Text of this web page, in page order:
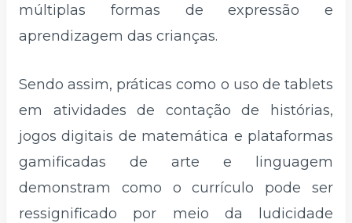
múltiplas formas de expressão e
aprendizagem das crianças.
Sendo assim, práticas como o uso de tablets
em atividades de contação de histórias,
jogos digitais de matemática e plataformas
gamificadas de arte e linguagem
demonstram como o currículo pode ser
ressignificado por meio da ludicidade